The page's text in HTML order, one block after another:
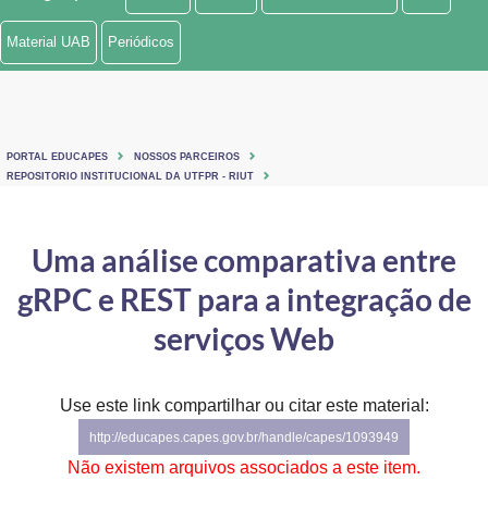
Ministério de Minas e Energia
Ministério do Turismo
Controladoria-Geral da União
Ministério da Mulher, da Família e dos Direitos Humanos
Secretaria de Governo
Gabinete de Segurança Institucional
Material UAB Periódicos
PORTAL EDUCAPES
NOSSOS PARCEIROS
REPOSITORIO INSTITUCIONAL DA UTFPR - RIUT
Uma análise comparativa entre
gRPC e REST para a integração de
serviços Web
Use este link compartilhar ou citar este material:
http://educapes.capes.gov.br/handle/capes/1093949
Não existem arquivos associados a este item.